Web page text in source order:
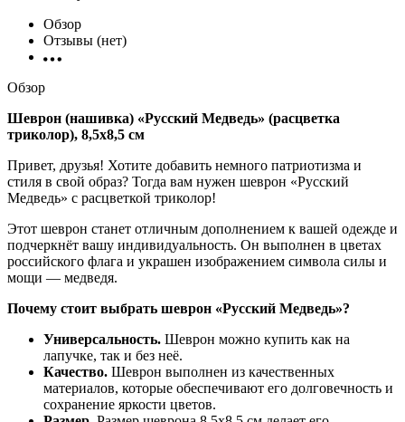
Обзор
Отзывы (нет)
Обзор
Шеврон (нашивка) «Русский Медведь» (расцветка
триколор), 8,5х8,5 см
Привет, друзья! Хотите добавить немного патриотизма и
стиля в свой образ? Тогда вам нужен шеврон «Русский
Медведь» с расцветкой триколор!
Этот шеврон станет отличным дополнением к вашей одежде и
подчеркнёт вашу индивидуальность. Он выполнен в цветах
российского флага и украшен изображением символа силы и
мощи — медведя.
Почему стоит выбрать шеврон «Русский Медведь»?
Универсальность. Шеврон можно купить как на
лапучке, так и без неё.
Качество. Шеврон выполнен из качественных
материалов, которые обеспечивают его долговечность и
сохранение яркости цветов.